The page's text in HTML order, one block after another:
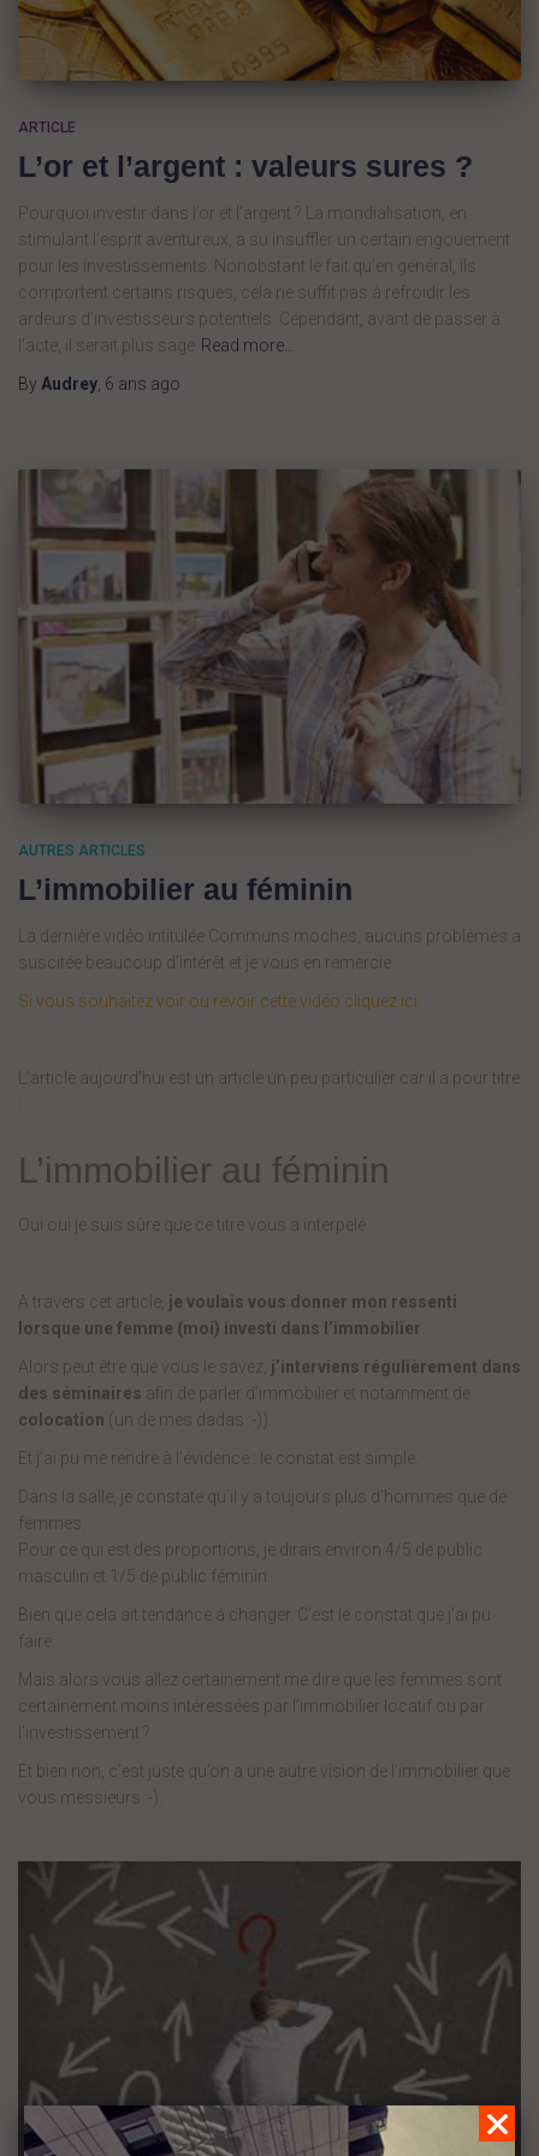
ARTICLE
L’or et l’argent : valeurs sures ?
Pourquoi investir dans l’or et l’argent ? La mondialisation, en
stimulant l’esprit aventureux, a su insuffler un certain engouement
pour les investissements. Nonobstant le fait qu’en général, ils
comportent certains risques, cela ne suffit pas à refroidir les
ardeurs d’investisseurs potentiels. Cependant, avant de passer à
l’acte, il serait plus sage Read more…
By Audrey 6 ans ago
AUTRES ARTICLES
L’immobilier au féminin
La dernière vidéo intitulée Communs moches, aucuns problèmes a
suscitée beaucoup d’intérêt et je vous en remercie.
Si vous souhaitez voir ou revoir cette vidéo cliquez ici.
L’article aujourd’hui est un article un peu particulier car il a pour titre
L’immobilier au féminin
Oui oui je suis sûre que ce titre vous a interpelé.
A travers cet article, je voulais vous donner mon ressenti
lorsque une femme (moi) investi dans l’immobilier
Alors peut être que vous le savez, j’interviens régulièrement dans
des séminaires afin de parler d’immobilier et notamment de
colocation (un de mes dadas :-)).
Et j’ai pu me rendre à l’évidence : le constat est simple.
Dans la salle, je constate qu’il y a toujours plus d’hommes que de
femmes.
Pour ce qui est des proportions, je dirais environ 4/5 de public
masculin et 1/5 de public féminin.
Bien que cela ait tendance à changer. C’est le constat que j’ai pu
faire.
Mais alors vous allez certainement me dire que les femmes sont
certainement moins intéressées par l’immobilier locatif ou par
l’investissement ?
Et bien non, c’est juste qu’on a une autre vision de l’immobilier que
vous messieurs :-).